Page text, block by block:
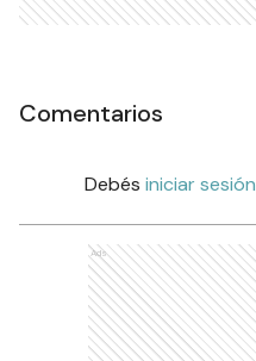
Comentarios
Debés iniciar sesión
Ads